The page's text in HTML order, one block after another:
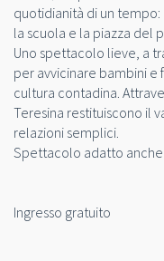
quotidianità di un
la scuola e la piazza del
Uno spettacolo lieve, a
per avvicinare bambini
cultura contadina.
Teresina restituiscono il
relazioni semplici.
Spettacolo adatto
Ingresso gratuito